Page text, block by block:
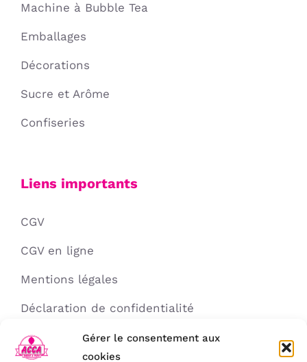
Gérer le consentement aux
cookies
Machine à Bubble Tea
Emballages
Décorations
Sucre et Arôme
Confiseries
Liens importants
CGV
CGV en ligne
Mentions légales
Déclaration de confidentialité
Politique de cookies